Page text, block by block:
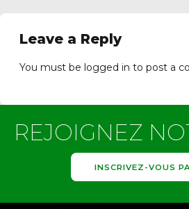
Leave a Reply
You must be logged in to post a
REJOIGNEZ
INSCRIVEZ-VOUS